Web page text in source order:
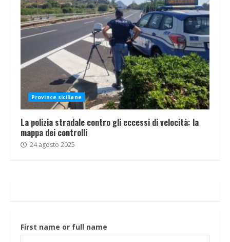
Province siciliane
La polizia stradale contro gli eccessi di velocità: la
mappa dei controlli
24 agosto 2025
First name or full name